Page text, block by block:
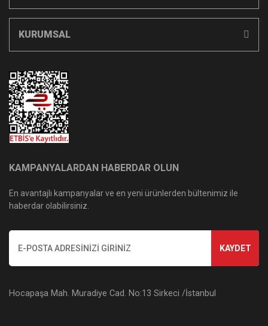
KURUMSAL
KAMPANYALARDAN HABERDAR OLUN
En avantajlı kampanyalar ve en yeni ürünlerden bültenimiz ile
haberdar olabilirsiniz.
KAYDET
Hocapaşa Mah. Muradiye Cad. No:13 Sirkeci /İstanbul